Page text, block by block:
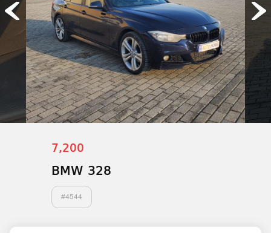
7,200
BMW 328
#4544